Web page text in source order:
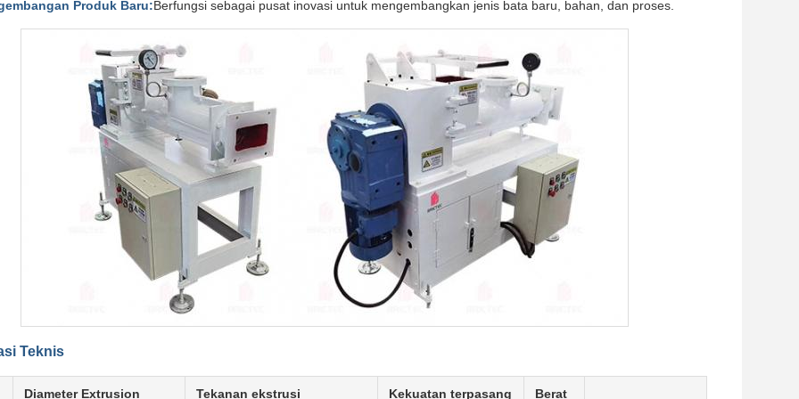
Produk Baru:Berfungsi sebagai pusat inovasi untuk mengembangkan jenis bata baru, bahan, dan proses.
Teknis
Diameter Extrusion Tekanan ekstrusi Kekuatan terpasang Berat